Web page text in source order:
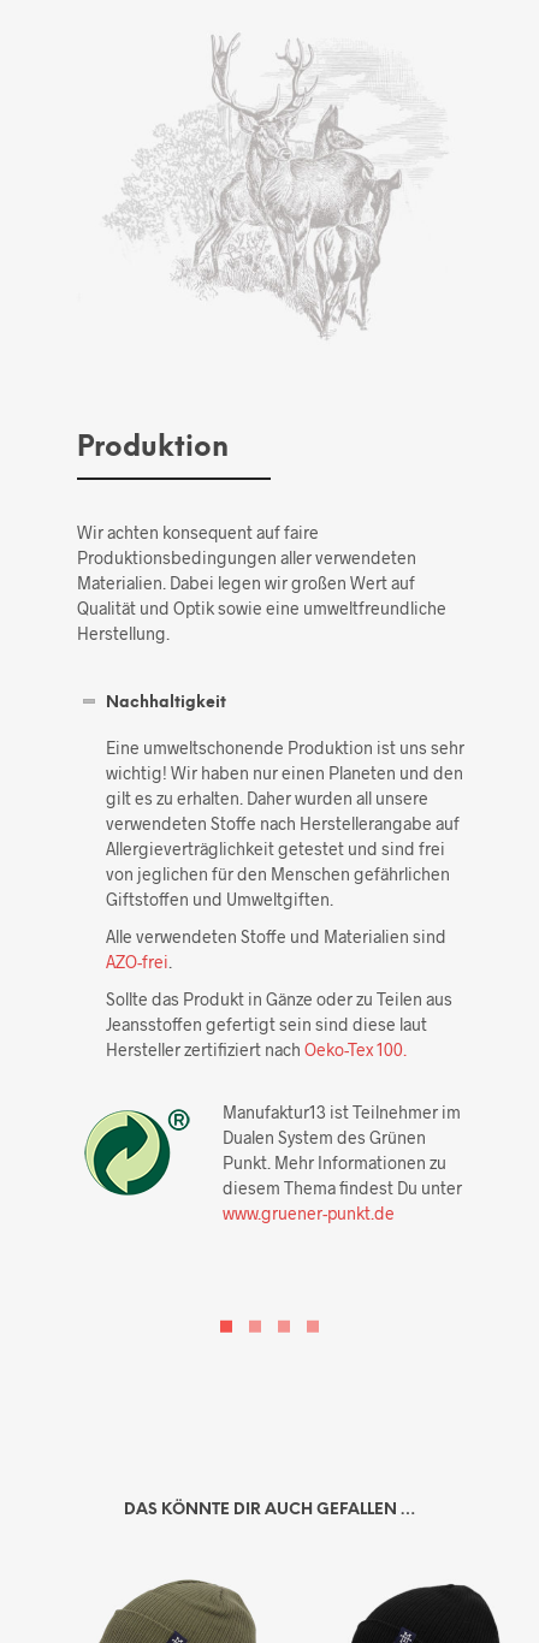
Produktion
Wir achten konsequent auf faire
Produktionsbedingungen aller verwendeten
Materialien. Dabei legen wir großen Wert auf
Qualität und Optik sowie eine umweltfreundliche
Herstellung.
Nachhaltigkeit
Eine umweltschonende Produktion ist uns sehr
wichtig! Wir haben nur einen Planeten und den
gilt es zu erhalten. Daher wurden all unsere
verwendeten Stoffe nach Herstellerangabe auf
Allergieverträglichkeit getestet und sind frei
von jeglichen für den Menschen gefährlichen
Giftstoffen und Umweltgiften.
Alle verwendeten Stoffe und Materialien sind
AZO-frei
Sollte das Produkt in Gänze oder zu Teilen aus
Jeansstoffen gefertigt sein sind diese laut
Hersteller zertifiziert nach Oeko-Tex 100.
Manufaktur13 ist Teilnehmer im
Dualen System des Grünen
Punkt. Mehr Informationen zu
diesem Thema findest Du unter
www.gruener-punkt.de
DAS KÖNNTE DIR AUCH GEFALLEN …